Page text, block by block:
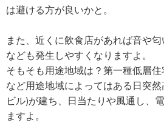
は避ける方が良いかと。
また、近くに飲食店があれば音や
なども発生しやすくなりますよ。
そもそも用途地域は？第一種低層
など用途地域によってはある日突
ビル)が建ち、日当たりや風通し、
ますよ。